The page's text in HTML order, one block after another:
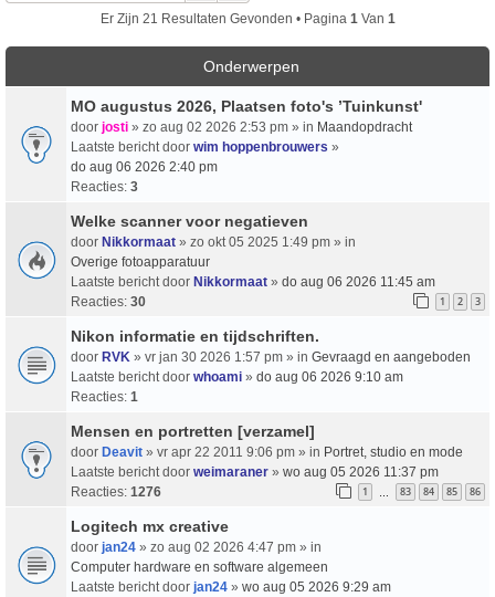
Er Zijn 21 Resultaten Gevonden • Pagina 1 Van 1
Onderwerpen
MO augustus 2026, Plaatsen foto's ’Tuinkunst'
door josti » zo aug 02 2026 2:53 pm » in Maandopdracht
Laatste bericht door wim hoppenbrouwers »
do aug 06 2026 2:40 pm
Reacties: 3
Welke scanner voor negatieven
door Nikkormaat » zo okt 05 2025 1:49 pm » in
Overige fotoapparatuur
Laatste bericht door Nikkormaat » do aug 06 2026 11:45 am
Reacties: 30 1 2 3
Nikon informatie en tijdschriften.
door RVK » vr jan 30 2026 1:57 pm » in Gevraagd en aangeboden
Laatste bericht door whoami » do aug 06 2026 9:10 am
Reacties: 1
Mensen en portretten [verzamel]
door Deavit » vr apr 22 2011 9:06 pm » in Portret, studio en mode
Laatste bericht door weimaraner » wo aug 05 2026 11:37 pm
Reacties: 1276 1 … 83 84 85 86
Logitech mx creative
door jan24 » zo aug 02 2026 4:47 pm » in
Computer hardware en software algemeen
Laatste bericht door jan24 » wo aug 05 2026 9:29 am